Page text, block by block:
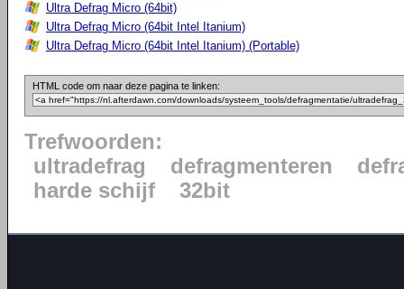
Ultra Defrag Micro (64bit)
Ultra Defrag Micro (64bit Intel Itanium)
Ultra Defrag Micro (64bit Intel Itanium) (Portable)
HTML code om naar deze pagina te linken:
Trefwoorden:
ultradefrag
defragmenteren
harde schijf
32bit